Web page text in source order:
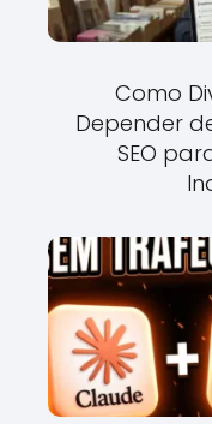
Como
Depender
SEO